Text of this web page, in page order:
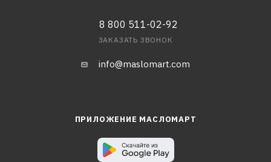
8 800 511-02-92
ЗАКАЗАТЬ ЗВОНОК
info@maslomart.com
ПРИЛОЖЕНИЕ МАСЛОМАРТ